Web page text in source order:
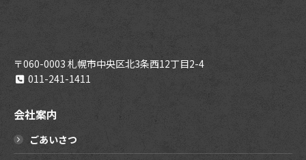
〒060-0003 札幌市中央区北3条西12丁目2-4
011-241-1411
会社案内
ごあいさつ